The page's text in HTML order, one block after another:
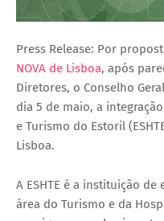
Press Release: Por
NOVA de Lisboa, após
Diretores, o Conselho
dia 5 de maio, a
e Turismo do Estoril
Lisboa.
A ESHTE é a instituição
área do Turismo e da